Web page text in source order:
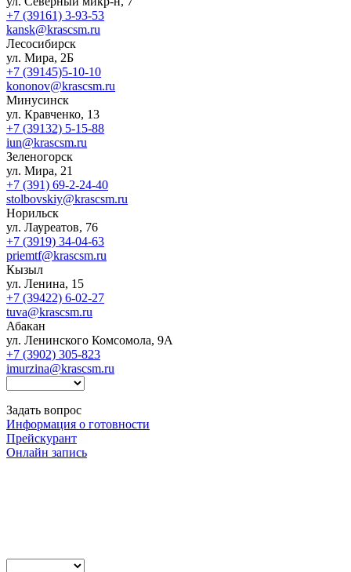
+7 (39161) 3-93-53
kansk@krascsm.ru
Лесосибирск
ул. Мира, 2Б
+7 (39145)5-10-10
kononov@krascsm.ru
Минусинск
ул. Кравченко, 13
+7 (39132) 5-15-88
iun@krascsm.ru
Зеленогорск
ул. Мира, 21
+7 (391) 69-2-24-40
stolbovskiy@krascsm.ru
Норильск
ул. Лауреатов, 76
+7 (3919) 34-04-63
priemtf@krascsm.ru
Кызыл
ул. Ленина, 15
+7 (39422) 6-02-27
tuva@krascsm.ru
Абакан
ул. Ленинского Комсомола, 9А
+7 (3902) 305-823
imurzina@krascsm.ru
Задать вопрос
Информация о готовности
Прейскурант
Онлайн запись